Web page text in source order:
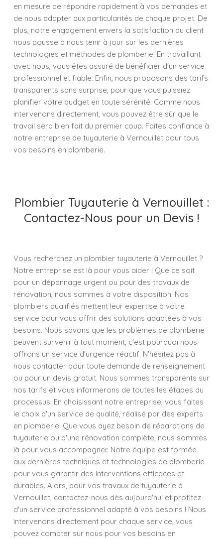
en mesure de répondre rapidement à vos demandes et
de nous adapter aux particularités de chaque projet. De
plus, notre engagement envers la satisfaction du client
nous pousse à nous tenir à jour sur les dernières
technologies et méthodes de plomberie. En travaillant
avec nous, vous êtes assuré de bénéficier d'un service
professionnel et fiable. Enfin, nous proposons des tarifs
transparents sans surprise, pour que vous puissiez
planifier votre budget en toute sérénité. Comme nous
intervenons directement, vous pouvez être sûr que le
travail sera bien fait du premier coup. Faites confiance à
notre entreprise de tuyauterie à Vernouillet pour tous
vos besoins en plomberie.
Plombier Tuyauterie à Vernouillet :
Contactez-Nous pour un Devis !
Vous recherchez un plombier tuyauterie à Vernouillet ?
Notre entreprise est là pour vous aider ! Que ce soit
pour un dépannage urgent ou pour des travaux de
rénovation, nous sommes à votre disposition. Nos
plombiers qualifiés mettent leur expertise à votre
service pour vous offrir des solutions adaptées à vos
besoins. Nous savons que les problèmes de plomberie
peuvent survenir à tout moment, c'est pourquoi nous
offrons un service d'urgence réactif. N'hésitez pas à
nous contacter pour toute demande de renseignement
ou pour un devis gratuit. Nous sommes transparents sur
nos tarifs et vous informerons de toutes les étapes du
processus. En choisissant notre entreprise, vous faites
le choix d'un service de qualité, réalisé par des experts
en plomberie. Que vous ayez besoin de réparations de
tuyauterie ou d'une rénovation complète, nous sommes
là pour vous accompagner. Notre équipe est formée
aux dernières techniques et technologies de plomberie
pour vous garantir des interventions efficaces et
durables. Alors, pour vos travaux de tuyauterie à
Vernouillet, contactez-nous dès aujourd'hui et profitez
d'un service professionnel adapté à vos besoins ! Nous
intervenons directement pour chaque service, vous
pouvez compter sur nous pour vos besoins en